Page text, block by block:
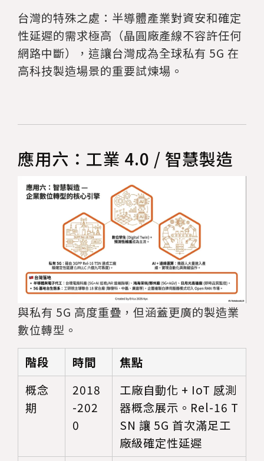
台灣的特殊之處：半導體產業對資安和確定
性延遲的需求極高（晶圓廠產線不容許任何
網路中斷），這讓台灣成為全球私有 5G 在
高科技製造場景的重要試煉場。
應用六：工業 4.0 / 智慧製造
與私有 5G 高度重疊，但涵蓋更廣的製造業
數位轉型。
階段
時間
焦點
概念
期
2018
-202
0
工廠自動化 + IoT 感測
器概念展示。Rel-16 T
SN 讓 5G 首次滿足工
廠級確定性延遲